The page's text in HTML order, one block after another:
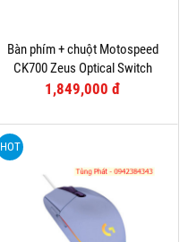
Bàn phím + chuột Motospeed
CK700 Zeus Optical Switch
(Hồng)
1,849,000 đ
HOT